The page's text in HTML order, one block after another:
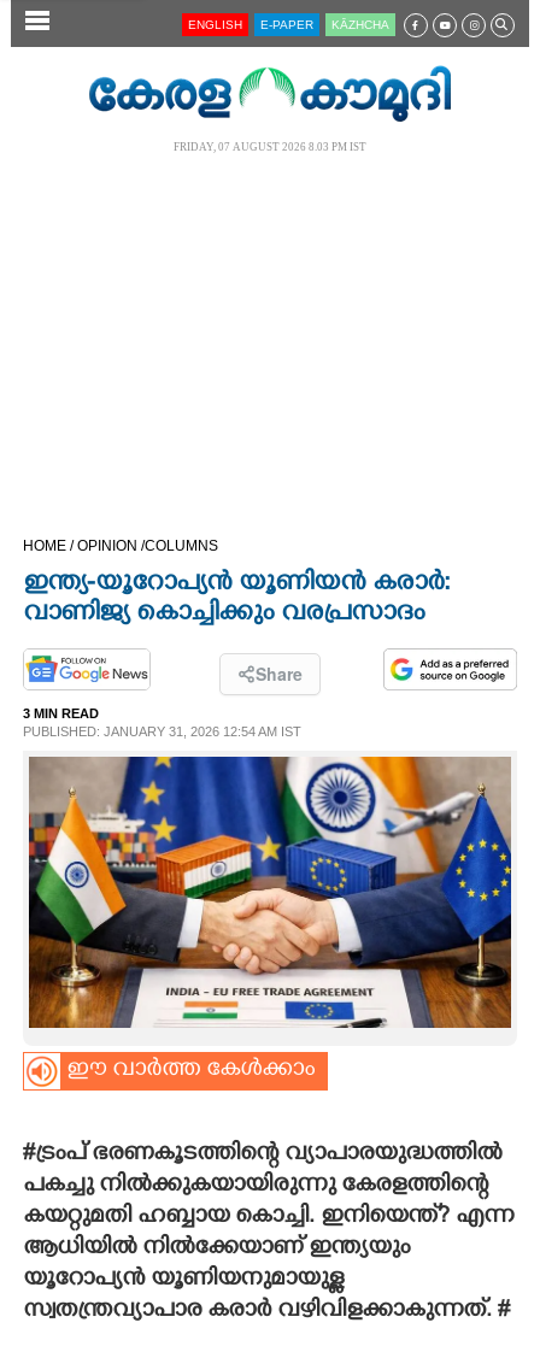
SECTIONS
SPIRITUAL
INFO+
ART
ASTRO
LITERATURE
ZOOM
ENGLISH E-PAPER KĀZHCHA
FRIDAY, 07 AUGUST 2026 8.03 PM IST
HOME /OPINION /COLUMNS
ഇന്ത്യ-യൂറോപ്യൻ യൂണിയൻ കരാർ:
വാണിജ്യ കൊച്ചിക്കും വരപ്രസാദം
Share
3 MIN READ
PUBLISHED: JANUARY 31, 2026 12:54 AM IST
ഈ വാർത്ത കേൾക്കാം
#ട്രംപ് ഭരണകൂടത്തിന്റെ വ്യാപാരയുദ്ധത്തിൽ
പകച്ചു നിൽക്കുകയായിരുന്നു കേരളത്തിന്റെ
കയറ്റുമതി ഹബ്ബായ കൊച്ചി. ഇനിയെന്ത്? എന്ന
ആധിയിൽ നിൽക്കേയാണ് ഇന്ത്യയും
യൂറോപ്യൻ യൂണിയനുമായുള്ള
സ്വതന്ത്രവ്യാപാര കരാർ വഴിവിളക്കാകുന്നത്. #